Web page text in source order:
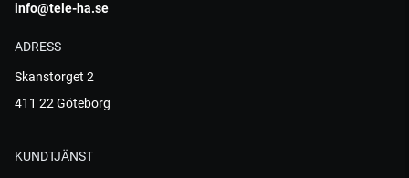
info@tele-ha.se
ADRESS
Skanstorget 2
411 22 Göteborg
KUNDTJÄNST